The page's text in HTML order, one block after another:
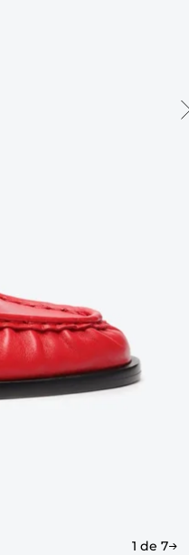
1 de 7